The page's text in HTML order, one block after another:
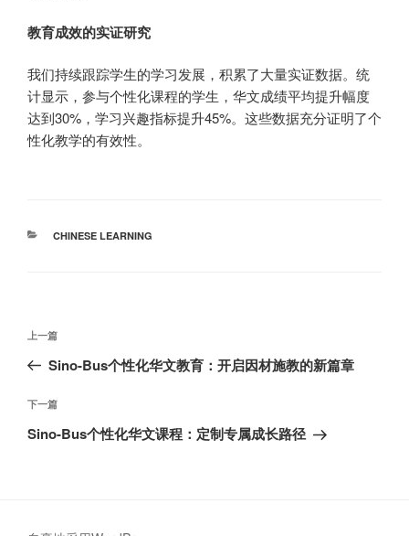
教育成效的实证研究
我们持续跟踪学生的学习发展，积累了大量实证数据。统
计显示，参与个性化课程的学生，华文成绩平均提升幅度
达到30%，学习兴趣指标提升45%。这些数据充分证明了个
性化教学的有效性。
分
CHINESE LEARNING
文
导
航
上
一
文
章
上一篇
Sino-Bus个性化华文教育：开启因材施教的新篇章
下
一
下一篇
Sino-Bus个性化华文课程：定制专属成长路径